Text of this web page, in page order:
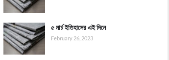
৫ মার্চ ইতিহাসের এই দিনে
February 26, 2023